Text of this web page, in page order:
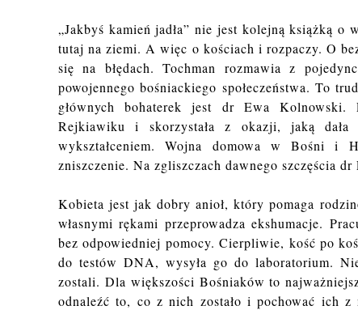
„Jakbyś kamień jadła” nie jest kolejną książką
tutaj na ziemi. A więc o kościach i rozpaczy. O
się na błędach. Tochman rozmawia z
powojennego bośniackiego społeczeństwa. To
głównych bohaterek jest dr Ewa Kolnowski.
Rejkiawiku i skorzystała z okazji, jaką
wykształceniem. Wojna domowa w Bośni i
zniszczenie. Na zgliszczach dawnego szczęścia
Kobieta jest jak dobry anioł, który pomaga
własnymi rękami przeprowadza ekshumacje.
bez odpowiedniej pomocy. Cierpliwie, kość po
do testów DNA, wysyła go do laboratorium.
zostali. Dla większości Bośniaków to
odnaleźć to, co z nich zostało i pochować ich